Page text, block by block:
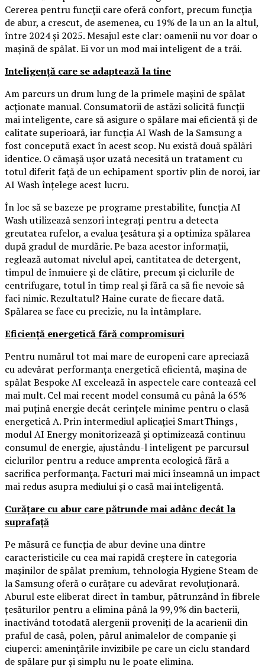
Cererea pentru funcții care oferă confort, precum funcția
de abur, a crescut, de asemenea, cu 19% de la un an la altul,
între 2024 și 2025. Mesajul este clar: oamenii nu vor doar o
mașină de spălat. Ei vor un mod mai inteligent de a trăi.
Inteligență care se adaptează la tine
Am parcurs un drum lung de la primele mașini de spălat
acționate manual. Consumatorii de astăzi solicită funcții
mai inteligente, care să asigure o spălare mai eficientă și de
calitate superioară, iar funcția AI Wash de la Samsung a
fost concepută exact în acest scop. Nu există două spălări
identice. O cămașă ușor uzată necesită un tratament cu
totul diferit față de un echipament sportiv plin de noroi, iar
AI Wash înțelege acest lucru.
În loc să se bazeze pe programe prestabilite, funcția AI
Wash utilizează senzori integrați pentru a detecta
greutatea rufelor, a evalua țesătura și a optimiza spălarea
după gradul de murdărie. Pe baza acestor informații,
reglează automat nivelul apei, cantitatea de detergent,
timpul de înmuiere și de clătire, precum și ciclurile de
centrifugare, totul în timp real și fără ca să fie nevoie să
faci nimic. Rezultatul? Haine curate de fiecare dată.
Spălarea se face cu precizie, nu la întâmplare.
Eficiență energetică fără compromisuri
Pentru numărul tot mai mare de europeni care apreciază
cu adevărat performanța energetică eficientă, mașina de
spălat Bespoke AI excelează în aspectele care contează cel
mai mult. Cel mai recent model consumă cu până la 65%
mai puțină energie decât cerințele minime pentru o clasă
energetică A. Prin intermediul aplicației SmartThings ,
modul AI Energy monitorizează și optimizează continuu
consumul de energie, ajustându-l inteligent pe parcursul
ciclurilor pentru a reduce amprenta ecologică fără a
sacrifica performanța. Facturi mai mici înseamnă un impact
mai redus asupra mediului și o casă mai inteligentă.
Curățare cu abur care pătrunde mai adânc decât la
suprafață
Pe măsură ce funcția de abur devine una dintre
caracteristicile cu cea mai rapidă creștere în categoria
mașinilor de spălat premium, tehnologia Hygiene Steam de
la Samsung oferă o curățare cu adevărat revoluționară.
Aburul este eliberat direct în tambur, pătrunzând în fibrele
țesăturilor pentru a elimina până la 99,9% din bacterii,
inactivând totodată alergenii proveniți de la acarienii din
praful de casă, polen, părul animalelor de companie și
ciuperci: amenințările invizibile pe care un ciclu standard
de spălare pur și simplu nu le poate elimina.